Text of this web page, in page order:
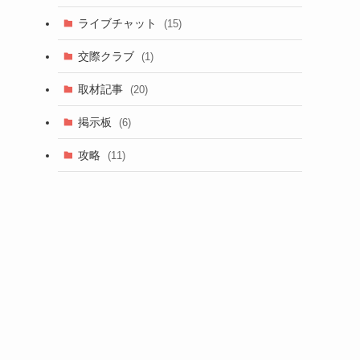
ライブチャット (15)
交際クラブ (1)
取材記事 (20)
掲示板 (6)
攻略 (11)